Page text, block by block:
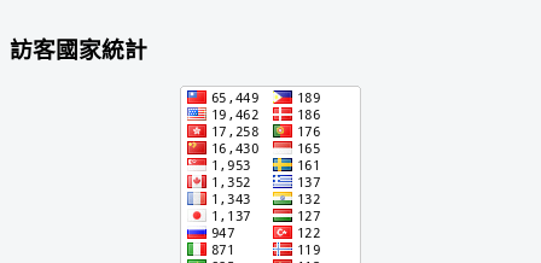
訪客國家統計